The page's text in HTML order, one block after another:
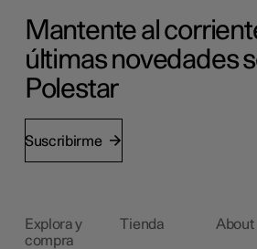
Mantente al
últimas novedades
Polestar
Suscribirme
Explora y
compra
Tienda About